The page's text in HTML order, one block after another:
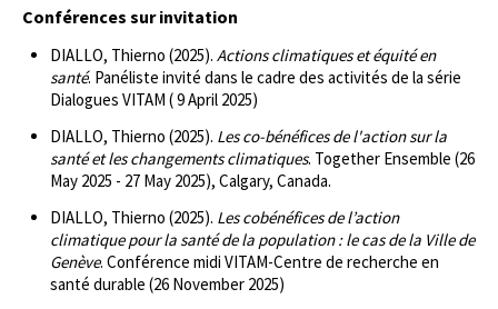
Conférences sur invitation
DIALLO, Thierno (2025). Actions climatiques et équité en
santé. Panéliste invité dans le cadre des activités de la série
Dialogues VITAM ( 9 April 2025)
DIALLO, Thierno (2025). Les co-bénéfices de l'action sur la
santé et les changements climatiques. Together Ensemble (26
May 2025 - 27 May 2025), Calgary, Canada.
DIALLO, Thierno (2025). Les cobénéfices de l’action
climatique pour la santé de la population : le cas de la Ville de
Genève. Conférence midi VITAM-Centre de recherche en
santé durable (26 November 2025)